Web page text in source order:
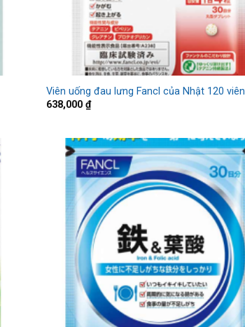
Viên uống đau lưng Fancl của Nhật 120 viên
638,000 ₫